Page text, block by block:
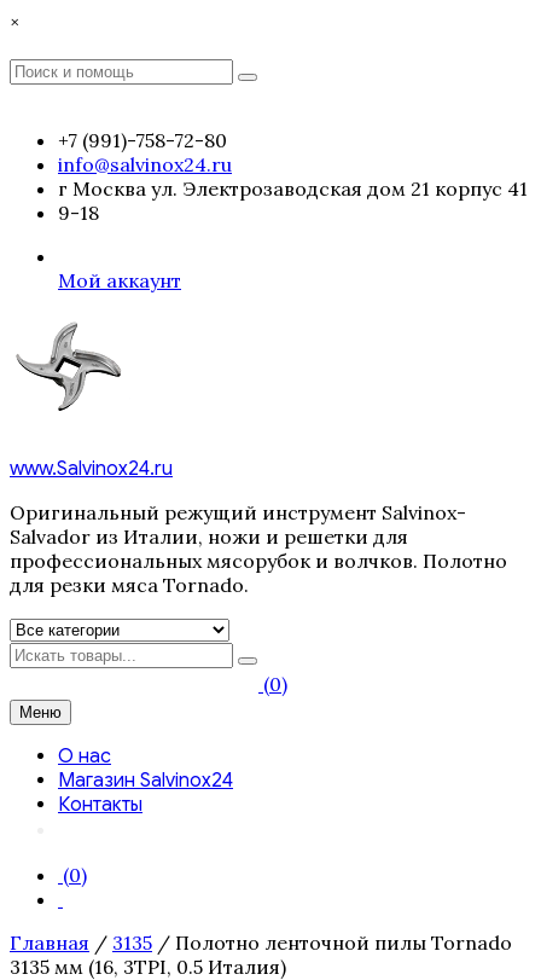
Перейти
содержимому
×
Поиск
Поиск
+7 (991)-758-72-80
info@salvinox24.ru
г Москва ул. Электрозаводская дом 21 корпус 41
9-18
Мой аккаунт
www.Salvinox24.ru
Оригинальный режущий инструмент Salvinox-
Salvador из Италии, ножи и решетки для
профессиональных мясорубок и волчков. Полотно
для резки мяса Tornado.
Искать
(0)
Меню
О нас
Магазин Salvinox24
Контакты
(0)
Главная / 3135 / Полотно ленточной пилы Tornado
3135 мм (16, 3TPI, 0.5 Италия)